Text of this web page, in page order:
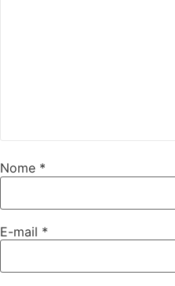
Nome *
E-mail *